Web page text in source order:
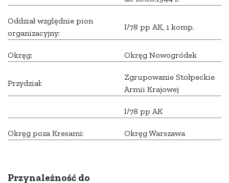
Oddział względnie pion
organizacyjny:
I/78 pp AK, 1 komp.
Okręg: Okręg Nowogródek
Przydział:
Zgrupowanie Stołpeckie
Armii Krajowej
I/78 pp AK
Okręg poza Kresami: Okręg Warszawa
Przynależność do